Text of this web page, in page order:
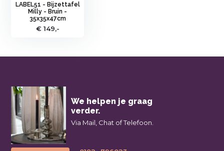
LABEL51 - Bijzettafel
Milly - Bruin -
35x35x47cm
€ 149,-
We helpen je graag
verder.
Via Mail, Chat of Telefoon.